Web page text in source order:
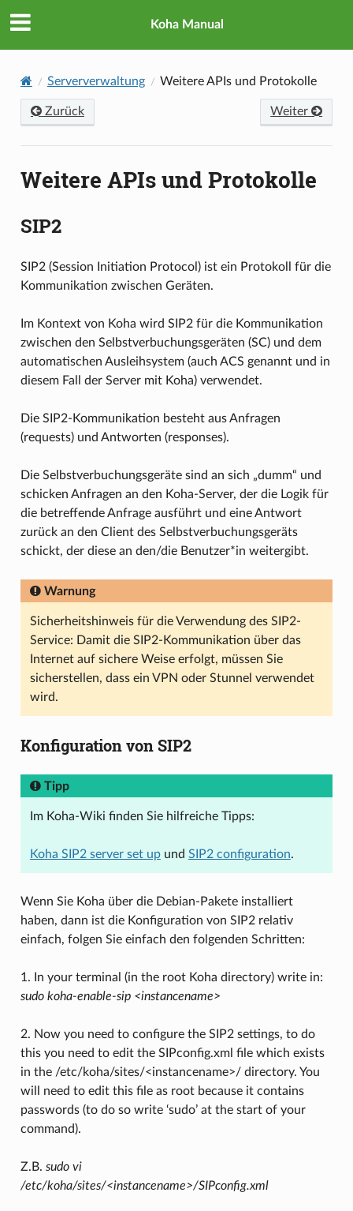
Koha Manual
Serververwaltung Weitere APIs und Protokolle
Zurück Weiter
Weitere APIs und Protokolle
SIP2
SIP2 (Session Initiation Protocol) ist ein Protokoll für die
Kommunikation zwischen Geräten.
Im Kontext von Koha wird SIP2 für die Kommunikation
zwischen den Selbstverbuchungsgeräten (SC) und dem
automatischen Ausleihsystem (auch ACS genannt und in
diesem Fall der Server mit Koha) verwendet.
Die SIP2-Kommunikation besteht aus Anfragen
(requests) und Antworten (responses).
Die Selbstverbuchungsgeräte sind an sich „dumm“ und
schicken Anfragen an den Koha-Server, der die Logik für
die betreffende Anfrage ausführt und eine Antwort
zurück an den Client des Selbstverbuchungsgeräts
schickt, der diese an den/die Benutzer*in weitergibt.
Warnung
Sicherheitshinweis für die Verwendung des SIP2-
Service: Damit die SIP2-Kommunikation über das
Internet auf sichere Weise erfolgt, müssen Sie
sicherstellen, dass ein VPN oder Stunnel verwendet
wird.
Konfiguration von SIP2
Tipp
Im Koha-Wiki finden Sie hilfreiche Tipps:
Koha SIP2 server set upund SIP2 configuration.
Wenn Sie Koha über die Debian-Pakete installiert
haben, dann ist die Konfiguration von SIP2 relativ
einfach, folgen Sie einfach den folgenden Schritten:
1. In your terminal (in the root Koha directory) write in:
sudo koha-enable-sip <instancename>
2. Now you need to configure the SIP2 settings, to do
this you need to edit the SIPconfig.xml file which exists
in the /etc/koha/sites/<instancename>/ directory. You
will need to edit this file as root because it contains
passwords (to do so write ‘sudo’ at the start of your
command).
Z.B. sudo vi
/etc/koha/sites/<instancename>/SIPconfig.xml